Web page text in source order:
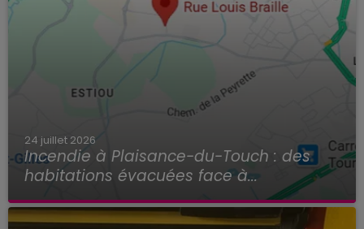
24 juillet 2026
Incendie à Plaisance-du-Touch : des
habitations évacuées face à...